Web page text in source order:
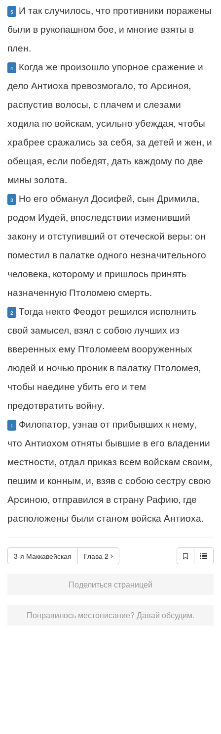
5
И так случилось, что противники поражены
были в рукопашном бое, и многие взяты в
плен.
4
Когда же произошло упорное сражение и
дело Антиоха превозмогало, то Арсиноя,
распустив волосы, с плачем и слезами
ходила по войскам, усильно убеждая, чтобы
храбрее сражались за себя, за детей и жен, и
обещая, если победят, дать каждому по две
мины золота.
3
Но его обманул Досифей, сын Дримила,
родом Иудей, впоследствии изменивший
закону и отступивший от отеческой веры: он
поместил в палатке одного незначительного
человека, которому и пришлось принять
назначенную Птоломею смерть.
2
Тогда некто Феодот решился исполнить
свой замысел, взял с собою лучших из
вверенных ему Птоломеем вооруженных
людей и ночью проник в палатку Птоломея,
чтобы наедине убить его и тем
предотвратить войну.
1
Филопатор, узнав от прибывших к нему,
что Антиохом отняты бывшие в его владении
местности, отдал приказ всем войскам своим,
пешим и конным, и, взяв с собою сестру свою
Арсиною, отправился в страну Рафию, где
расположены были станом войска Антиоха.
3-я Маккавейская Глава 2
Поделиться страницей
Понравилось местописание? Давай обсудим.